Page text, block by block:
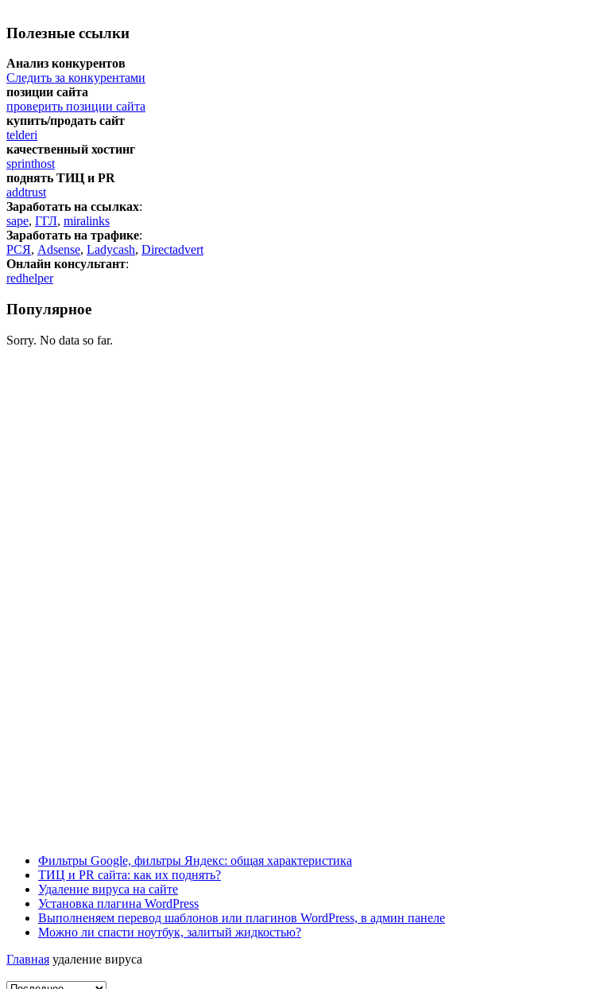
Полезные ссылки
Анализ конкурентов
Следить за конкурентами
позиции сайта
проверить позиции сайта
купить/продать сайт
telderi
качественный хостинг
sprinthost
поднять ТИЦ и PR
addtrust
Заработать на ссылках:
sape, ГГЛ, miralinks
Заработать на трафике:
РСЯ, Adsense, Ladycash, Directadvert
Онлайн консультант:
redhelper
Популярное
Sorry. No data so far.
Фильтры Google, фильтры Яндекс: общая характеристика
ТИЦ и PR сайта: как их поднять?
Удаление вируса на сайте
Установка плагина WordPress
Выполненяем перевод шаблонов или плагинов WordPress, в админ панеле
Можно ли спасти ноутбук, залитый жидкостью?
Главная удаление вируса